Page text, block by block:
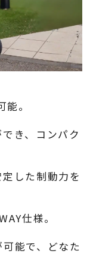
。
き、コンパク
した制動力を
仕様。
能で、どなた